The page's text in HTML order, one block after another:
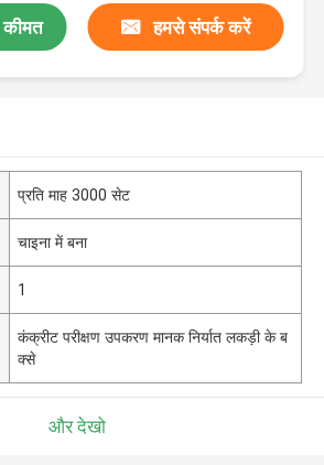
हमसे संपर्क करें
प्रति माह 3000 सेट
चाइना में बना
1
कंक्रीट परीक्षण उपकरण मानक निर्यात लकड़ी के ब
क्से
और देखो